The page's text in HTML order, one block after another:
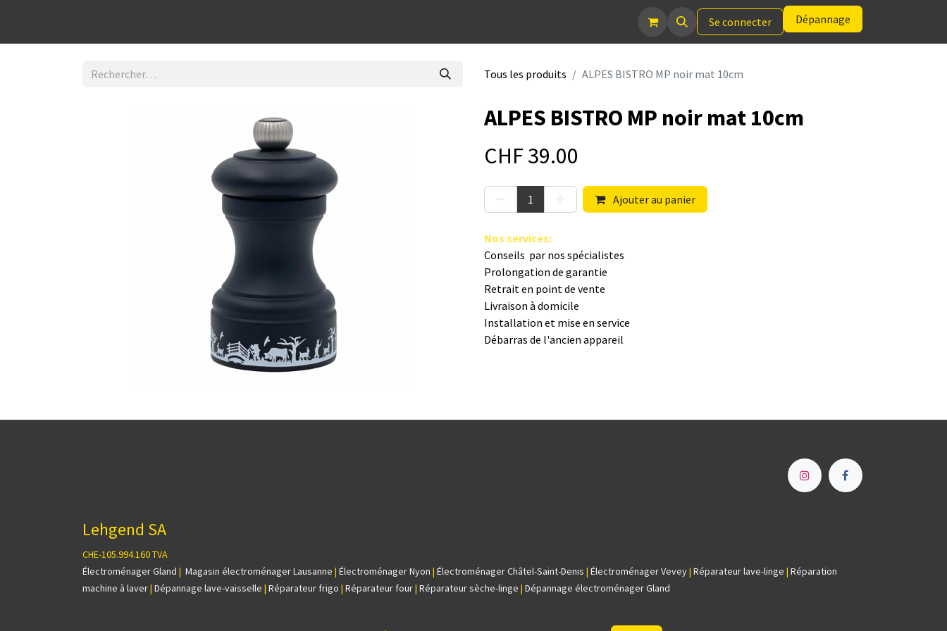
Se connecter Dépannage
Tous les produits ALPES BISTRO MP noir mat 10cm
ALPES BISTRO MP noir mat 10cm
CHF 39.00
Ajouter au panier
Nos s​ervices:
Conseils par nos spé​cialistes
Prolongation de garantie
Retrait en point de vente
Livraison à domicile
Installation et mise en service
Débarras de l'ancien appareil
Lehgend SA
CHE-105.994.160 TVA
Électroménager Gland | Magasin électroménager Lausanne | Électroménager Nyon | Électroménager Châtel-Saint-Denis | Électroménager Vevey| Réparateur lave-linge | Réparation
machine à laver| Dépannage lave-vaisselle | Réparateur frigo | Réparateur four| Réparateur sèche-linge | Dépannage électroménager Gland